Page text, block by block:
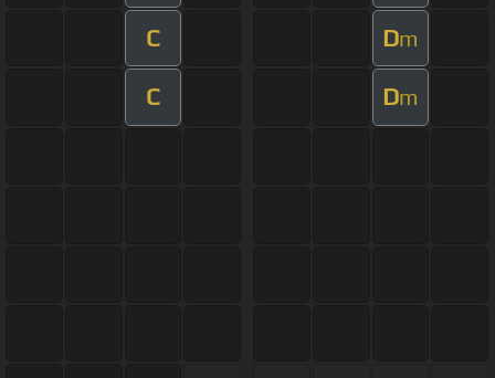
C Dm
C Dm